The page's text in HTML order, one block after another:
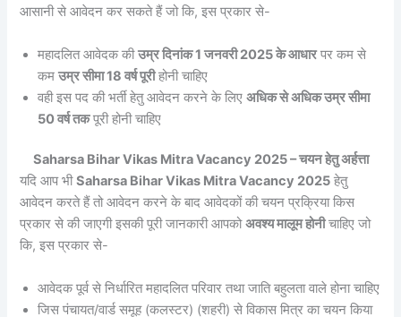
आसानी से आवेदन कर सकते हैं जो कि, इस प्रकार से-
महादलित आवेदक कीउम्र दिनांक 1 जनवरी 2025 के आधारपर कम से
कमउम्र सीमा 18 वर्ष पूरीहोनी चाहिए
वही इस पद की भर्ती हेतु आवेदन करने के लिएअधिक से अधिक उम्र सीमा
50 वर्ष तकपूरी होनी चाहिए
Saharsa Bihar Vikas Mitra Vacancy 2025 – चयन हेतु अर्हत्ता
यदि आप भीSaharsa Bihar Vikas Mitra Vacancy 2025 हेतु
आवेदन करते हैं तो आवेदन करने के बाद आवेदकों की चयन प्रक्रिया किस
प्रकार से की जाएगी इसकी पूरी जानकारी आपकोअवश्य मालूम होनीचाहिए जो
कि, इस प्रकार से-
आवेदक पूर्व से निर्धारित महादलित परिवार तथा जाति बहुलता वाले होना चाहिए
जिस पंचायत/वार्ड समूह (कलस्टर) (शहरी) से विकास मित्र का चयन किया